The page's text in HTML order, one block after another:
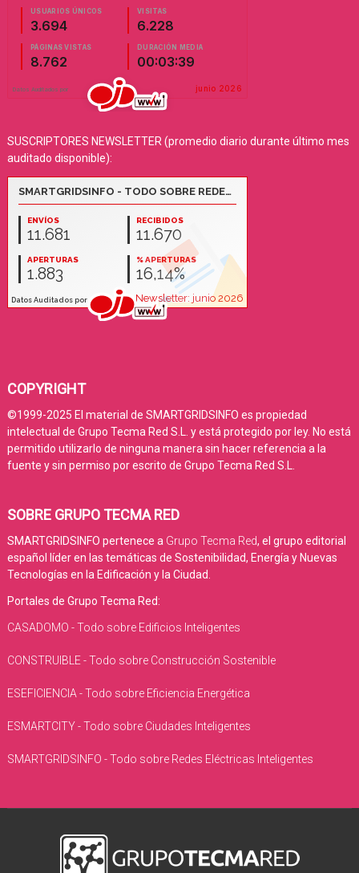
SUSCRIPTORES NEWSLETTER (promedio diario durante último mes
auditado disponible):
COPYRIGHT
©1999-2025 El material de SMARTGRIDSINFO es propiedad
intelectual de Grupo Tecma Red S.L. y está protegido por ley. No está
permitido utilizarlo de ninguna manera sin hacer referencia a la
fuente y sin permiso por escrito de Grupo Tecma Red S.L.
SOBRE GRUPO TECMA RED
SMARTGRIDSINFO pertenece a Grupo Tecma Red, el grupo editorial
español líder en las temáticas de Sostenibilidad, Energía y Nuevas
Tecnologías en la Edificación y la Ciudad.
Portales de Grupo Tecma Red:
CASADOMO - Todo sobre Edificios Inteligentes
CONSTRUIBLE - Todo sobre Construcción Sostenible
ESEFICIENCIA - Todo sobre Eficiencia Energética
ESMARTCITY - Todo sobre Ciudades Inteligentes
SMARTGRIDSINFO - Todo sobre Redes Eléctricas Inteligentes